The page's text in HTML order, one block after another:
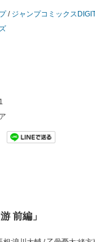
/ ジャンプコミックス
前編」